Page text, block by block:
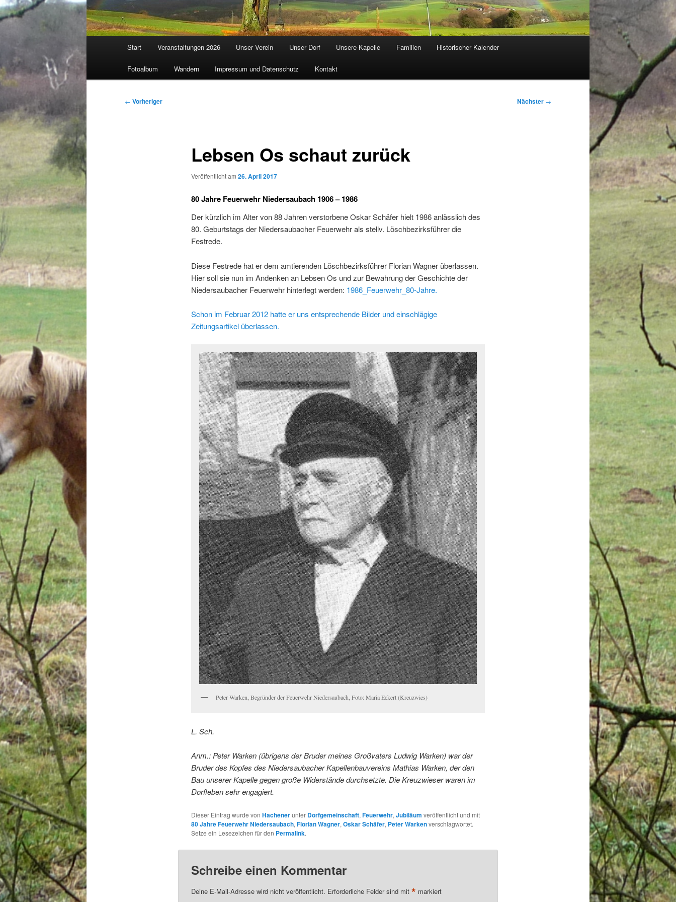
Start Veranstaltungen 2026 Unser Verein Unser Dorf Unsere Kapelle Familien Historischer Kalender
Fotoalbum Wandern Impressum und Datenschutz Kontakt
Beitragsnavigation
← Vorheriger Nächster →
Lebsen Os schaut zurück
Veröffentlicht am 26. April 2017
80 Jahre Feuerwehr Niedersaubach 1906 – 1986
Der kürzlich im Alter von 88 Jahren verstorbene Oskar Schäfer hielt 1986 anlässlich des
80. Geburtstags der Niedersaubacher Feuerwehr als stellv. Löschbezirksführer die
Festrede.
Diese Festrede hat er dem amtierenden Löschbezirksführer Florian Wagner überlassen.
Hier soll sie nun im Andenken an Lebsen Os und zur Bewahrung der Geschichte der
Niedersaubacher Feuerwehr hinterlegt werden: 1986_Feuerwehr_80-Jahre.
Schon im Februar 2012 hatte er uns entsprechende Bilder und einschlägige
Zeitungsartikel überlassen.
Peter Warken, Begründer der Feuerwehr Niedersaubach, Foto: Maria Eckert (Kreuzwies)
L. Sch.
Anm.: Peter Warken (übrigens der Bruder meines Großvaters Ludwig Warken) war der
Bruder des Kopfes des Niedersaubacher Kapellenbauvereins Mathias Warken, der den
Bau unserer Kapelle gegen große Widerstände durchsetzte. Die Kreuzwieser waren im
Dorfleben sehr engagiert.
Dieser Eintrag wurde von Hachenerunter Dorfgemeinschaft, Feuerwehr, Jubiläum veröffentlicht und mit
80 Jahre Feuerwehr Niedersaubach, Florian Wagner, Oskar Schäfer, Peter Warkenverschlagwortet.
Setze ein Lesezeichen für den Permalink.
Schreibe einen Kommentar
Deine E-Mail-Adresse wird nicht veröffentlicht. Erforderliche Felder sind mit * markiert